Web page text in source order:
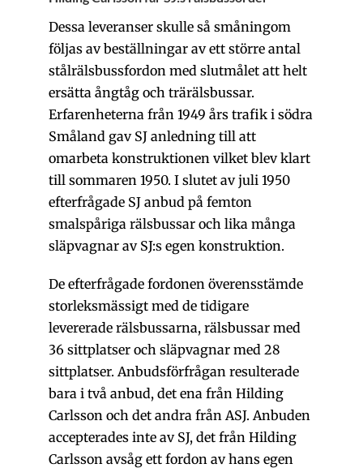
Dessa leveranser skulle så småningom
följas av beställningar av ett större antal
stålrälsbussfordon med slutmålet att helt
ersätta ångtåg och trärälsbussar.
Erfarenheterna från 1949 års trafik i södra
Småland gav SJ anledning till att
omarbeta konstruktionen vilket blev klart
till sommaren 1950. I slutet av juli 1950
efterfrågade SJ anbud på femton
smalspåriga rälsbussar och lika många
släpvagnar av SJ:s egen konstruktion.
De efterfrågade fordonen överensstämde
storleksmässigt med de tidigare
levererade rälsbussarna, rälsbussar med
36 sittplatser och släpvagnar med 28
sittplatser. Anbudsförfrågan resulterade
bara i två anbud, det ena från Hilding
Carlsson och det andra från ASJ. Anbuden
accepterades inte av SJ, det från Hilding
Carlsson avsåg ett fordon av hans egen